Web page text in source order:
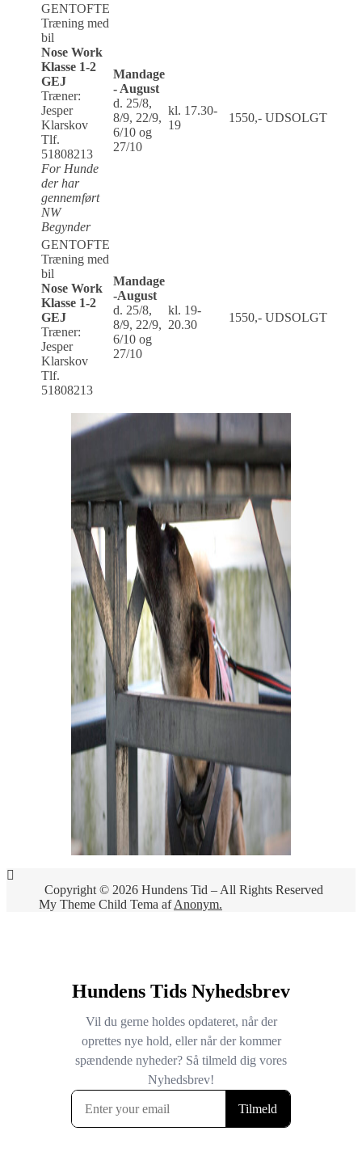
GENTOFTE
Træning med
bil
Nose Work
Klasse 1-2
GEJ
Træner:
Jesper
Klarskov
Tlf.
51808213
For Hunde
der har
gennemført
NW
Begynder
Mandage
- August
d. 25/8,
8/9, 22/9,
6/10 og
27/10
kl. 17.30-
19
1550,- UDSOLGT
GENTOFTE
Træning med
bil
Nose Work
Klasse 1-2
GEJ
Træner:
Jesper
Klarskov
Tlf.
51808213
Mandage
-August
d. 25/8,
8/9, 22/9,
6/10 og
27/10
kl. 19-
20.30
1550,- UDSOLGT
Copyright © 2026 Hundens Tid – All Rights Reserved
My Theme Child Tema afAnonym.